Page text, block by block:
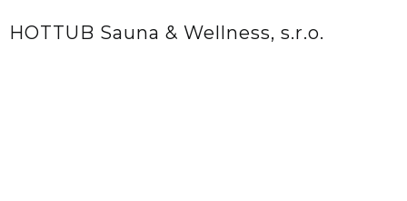
HOTTUB Sauna & Wellness, s.r.o.